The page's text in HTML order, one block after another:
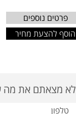
פרטים נוספים
הוסף להצעת מחיר
לא מצאתם את מה שרציתם?